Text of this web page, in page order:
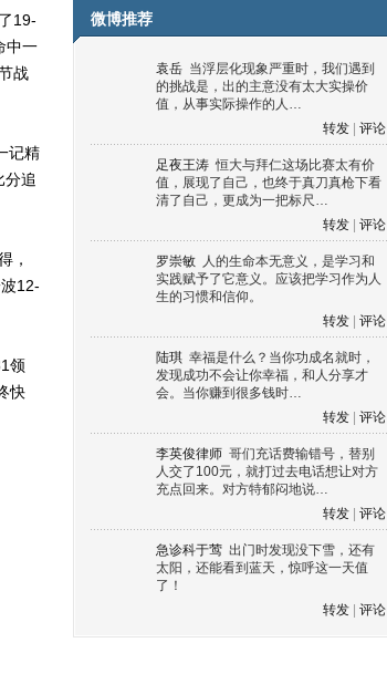
19-
中一
战
记精
分追
，
12-
领
快
微博推荐
袁岳 当浮层化现象严重时，我们遇到
的挑战是，出的主意没有太大实操价
值，从事实际操作的人…
转发
评论
足夜王涛 恒大与拜仁这场比赛太有价
值，展现了自己，也终于真刀真枪下看
清了自己，更成为一把标尺…
转发
评论
罗崇敏 人的生命本无意义，是学习和
实践赋予了它意义。应该把学习作为人
生的习惯和信仰。
转发
评论
陆琪 幸福是什么？当你功成名就时，
发现成功不会让你幸福，和人分享才
会。当你赚到很多钱时…
转发
评论
李英俊律师 哥们充话费输错号，替别
人交了100元，就打过去电话想让对方
充点回来。对方特郁闷地说…
转发
评论
急诊科于莺 出门时发现没下雪，还有
太阳，还能看到蓝天，惊呼这一天值
了！
转发
评论